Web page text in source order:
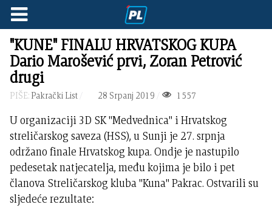
"KUNE" FINALU HRVATSKOG KUPA
Dario Marošević prvi, Zoran Petrović
drugi
PIŠE: Pakrački List 28 Srpanj 2019 1557
U organizaciji 3D SK "Medvednica" i Hrvatskog
streličarskog saveza (HSS), u Sunji je 27. srpnja
održano finale Hrvatskog kupa. Ondje je nastupilo
pedesetak natjecatelja, među kojima je bilo i pet
članova Streličarskog kluba "Kuna" Pakrac. Ostvarili su
sljedeće rezultate: